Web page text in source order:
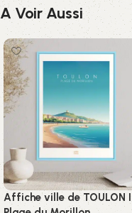
A Voir Aussi
Affiche ville de TOULON I